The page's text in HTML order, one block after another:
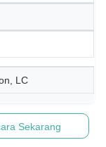
LC
Sekarang